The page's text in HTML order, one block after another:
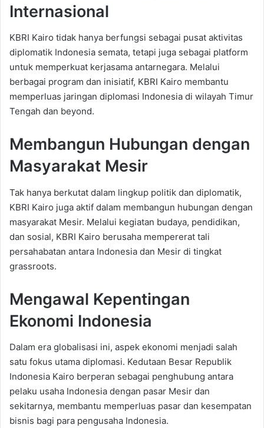
Internasional
KBRI Kairo tidak hanya berfungsi sebagai pusat aktivitas
diplomatik Indonesia semata, tetapi juga sebagai platform
untuk memperkuat kerjasama antarnegara. Melalui
berbagai program dan inisiatif, KBRI Kairo membantu
memperluas jaringan diplomasi Indonesia di wilayah Timur
Tengah dan beyond.
Membangun Hubungan dengan
Masyarakat Mesir
Tak hanya berkutat dalam lingkup politik dan diplomatik,
KBRI Kairo juga aktif dalam membangun hubungan dengan
masyarakat Mesir. Melalui kegiatan budaya, pendidikan,
dan sosial, KBRI Kairo berusaha mempererat tali
persahabatan antara Indonesia dan Mesir di tingkat
grassroots.
Mengawal Kepentingan
Ekonomi Indonesia
Dalam era globalisasi ini, aspek ekonomi menjadi salah
satu fokus utama diplomasi. Kedutaan Besar Republik
Indonesia Kairo berperan sebagai penghubung antara
pelaku usaha Indonesia dengan pasar Mesir dan
sekitarnya, membantu memperluas pasar dan kesempatan
bisnis bagi para pengusaha Indonesia.